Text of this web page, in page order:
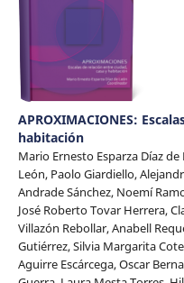
APROXIMACIONES:
habitación
Mario Ernesto Esparza Díaz
León, Paolo Giardiello,
Andrade Sánchez, Noemí
José Roberto Tovar Herrera,
Villazón Rebollar, Anabell
Gutiérrez, Silvia Margarita
Aguirre Escárcega, Oscar